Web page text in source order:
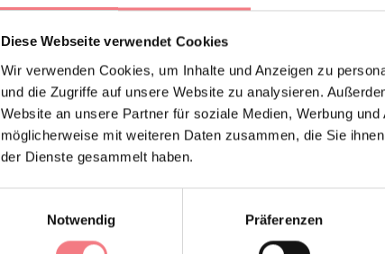
Diese Webseite verwendet Cookies
Wir verwenden Cookies, um Inhalte und Anzeigen zu
und die Zugriffe auf unsere Website zu analysieren.
Website an unsere Partner für soziale Medien, Werbung
möglicherweise mit weiteren Daten zusammen, die Sie
der Dienste gesammelt haben.
Notwendig
Präferenzen
Wir bitten freundlich, am Pfarrhaus in Caviola in
gehen, die sich in dominanter Lage auf den